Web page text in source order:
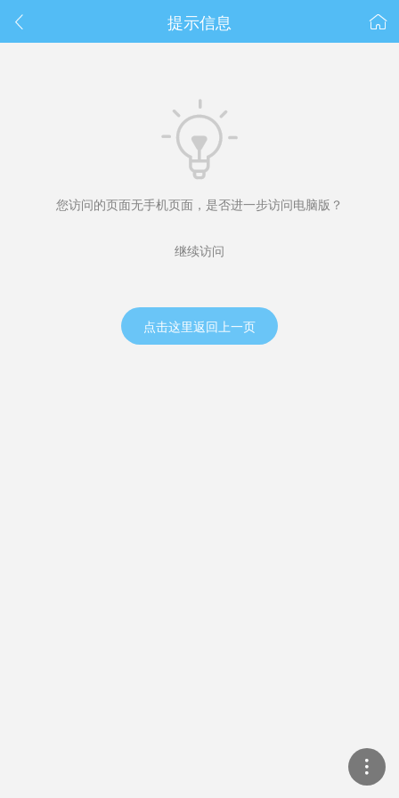
 
提示信息

您访问的页面无手机页面，是否进一步访问电脑版？
继续访问
点击这里返回上一页